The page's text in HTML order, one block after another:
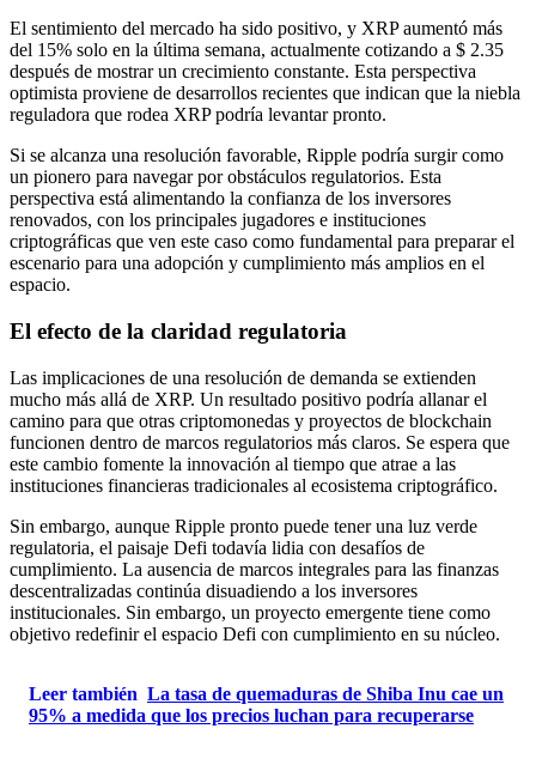
El sentimiento del mercado ha sido positivo, y XRP aumentó más
del 15% solo en la última semana, actualmente cotizando a $ 2.35
después de mostrar un crecimiento constante. Esta perspectiva
optimista proviene de desarrollos recientes que indican que la niebla
reguladora que rodea XRP podría levantar pronto.
Si se alcanza una resolución favorable, Ripple podría surgir como
un pionero para navegar por obstáculos regulatorios. Esta
perspectiva está alimentando la confianza de los inversores
renovados, con los principales jugadores e instituciones
criptográficas que ven este caso como fundamental para preparar el
escenario para una adopción y cumplimiento más amplios en el
espacio.
El efecto de la claridad regulatoria
Las implicaciones de una resolución de demanda se extienden
mucho más allá de XRP. Un resultado positivo podría allanar el
camino para que otras criptomonedas y proyectos de blockchain
funcionen dentro de marcos regulatorios más claros. Se espera que
este cambio fomente la innovación al tiempo que atrae a las
instituciones financieras tradicionales al ecosistema criptográfico.
Sin embargo, aunque Ripple pronto puede tener una luz verde
regulatoria, el paisaje Defi todavía lidia con desafíos de
cumplimiento. La ausencia de marcos integrales para las finanzas
descentralizadas continúa disuadiendo a los inversores
institucionales. Sin embargo, un proyecto emergente tiene como
objetivo redefinir el espacio Defi con cumplimiento en su núcleo.
Leer también La tasa de quemaduras de Shiba Inu cae un
95% a medida que los precios luchan para recuperarse